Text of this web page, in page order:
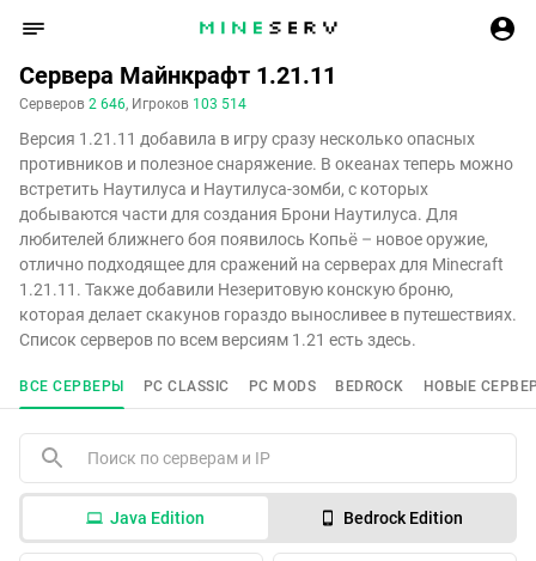
Сервера Майнкрафт 1.21.11
Серверов 2 646, Игроков 103 514
Версия 1.21.11 добавила в игру сразу несколько опасных
противников и полезное снаряжение. В океанах теперь можно
встретить Наутилуса и Наутилуса-зомби, с которых
добываются части для создания Брони Наутилуса. Для
любителей ближнего боя появилось Копьё – новое оружие,
отлично подходящее для сражений на серверах для Minecraft
1.21.11. Также добавили Незеритовую конскую броню,
которая делает скакунов гораздо выносливее в путешествиях.
Список серверов по всем версиям 1.21 есть здесь.
ВСЕ СЕРВЕРЫ PC CLASSIC PC MODS BEDROCK НОВЫЕ
Java Edition Bedrock Edition